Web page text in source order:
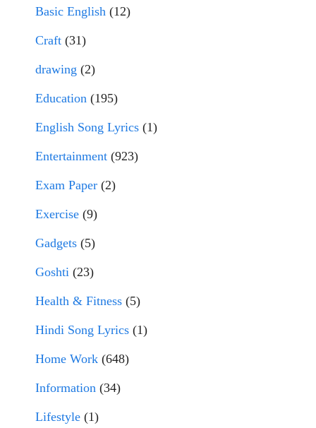
Basic English (12)
Craft (31)
drawing (2)
Education (195)
English Song Lyrics (1)
Entertainment (923)
Exam Paper (2)
Exercise (9)
Gadgets (5)
Goshti (23)
Health & Fitness (5)
Hindi Song Lyrics (1)
Home Work (648)
Information (34)
Lifestyle (1)